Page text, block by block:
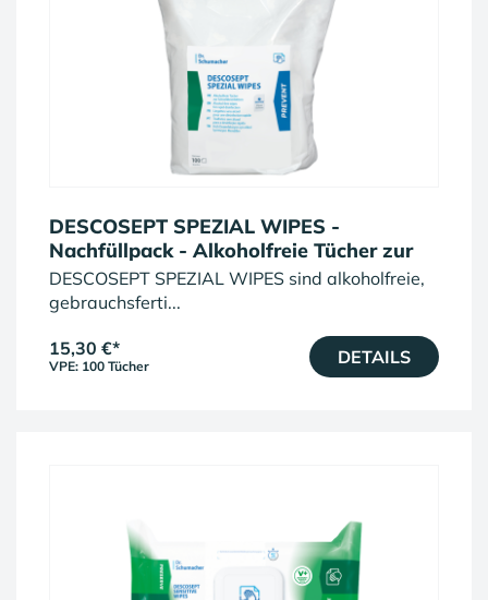
DESCOSEPT SPEZIAL WIPES -
Nachfüllpack - Alkoholfreie Tücher zur
Schnelldesinfektion
DESCOSEPT SPEZIAL WIPES sind alkoholfreie,
gebrauchsferti...
15,30 €*
VPE: 100 Tücher DETAILS